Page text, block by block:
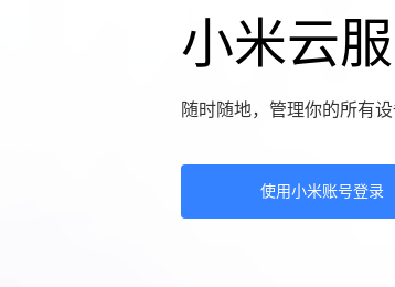
小米云
随时随地，管理你的所有
使用小米账号登录